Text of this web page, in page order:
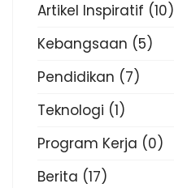
Artikel Inspiratif (10)
Kebangsaan (5)
Pendidikan (7)
Teknologi (1)
Program Kerja (0)
Berita (17)